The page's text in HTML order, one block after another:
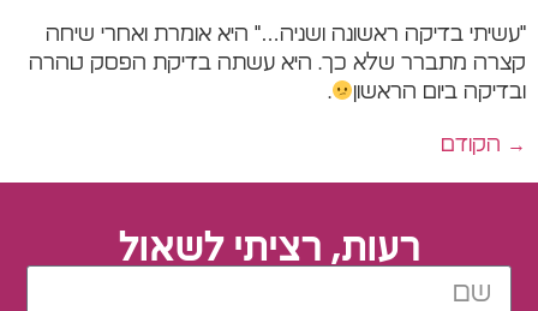
"עשיתי בדיקה ראשונה ושניה…" היא אומרת ואחרי שיחה
קצרה מתברר שלא כך. היא עשתה בדיקת הפסק טהרה
ובדיקה ביום הראשון
.
→ הקודם
רעות, רציתי לשאול